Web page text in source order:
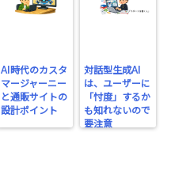
AI時代のカスタ
マージャーニー
と通販サイトの
設計ポイント
対話型生成AI
は、ユーザーに
「忖度」するか
も知れないので
要注意